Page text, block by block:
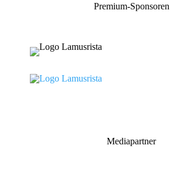
Premium-Sponsoren
Mediapartner